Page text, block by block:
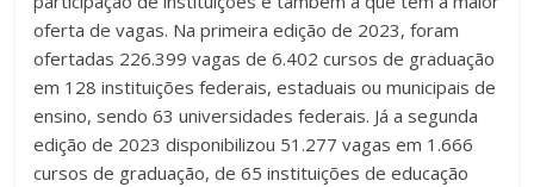
oferta de vagas. Na primeira edição de 2023, foram
ofertadas 226.399 vagas de 6.402 cursos de graduação
em 128 instituições federais, estaduais ou municipais de
ensino, sendo 63 universidades federais. Já a segunda
edição de 2023 disponibilizou 51.277 vagas em 1.666
cursos de graduação, de 65 instituições de educação